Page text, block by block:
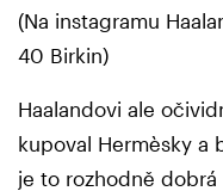
(Na instagramu
40 Birkin)
Haalandovi ale
kupoval Hermèsky a
je to rozhodně dobrá